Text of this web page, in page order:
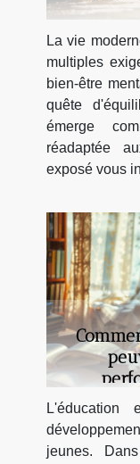
La vie
multiples
bien-être
quête
émerge
réadaptée
exposé vous
jeunes.